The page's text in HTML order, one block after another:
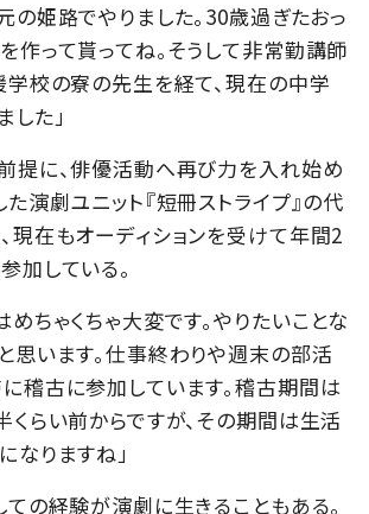
の姫路でやりました。30歳過ぎたおっ
作って貰ってね。そうして非常勤講師
学校の寮の先生を経て、現在の中学
た」
提に、俳優活動へ再び力を入れ始め
演劇ユニット『短冊ストライプ』の代
現在もオーディションを受けて年間2
加している。
めちゃくちゃ大変です。やりたいことな
思います。仕事終わりや週末の部活
稽古に参加しています。稽古期間は
らい前からですが、その期間は生活
なりますね」
ての経験が演劇に生きることもある。